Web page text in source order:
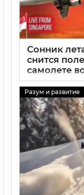
Сонник
снится
самолете
Разум и развитие